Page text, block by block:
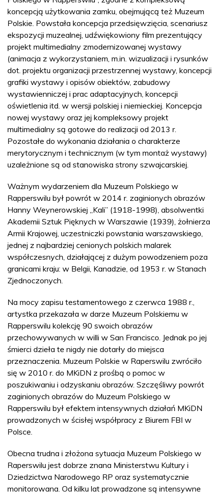
koncepcją użytkowania zamku, obejmującą też Muzeum
Polskie. Powstała koncepcja przedsięwzięcia, scenariusz
ekspozycji muzealnej, udźwiękowiony film prezentujący
projekt multimedialny zmodernizowanej wystawy
(animacja z wykorzystaniem, m.in. wizualizacji i rysunków
dot. projektu organizacji przestrzennej wystawy, koncepcji
grafiki wystawy i opisów obiektów, zabudowy
wystawienniczej i prac adaptacyjnych, koncepcji
oświetlenia itd. w wersji polskiej i niemieckiej. Koncepcja
nowej wystawy oraz jej kompleksowy projekt
multimedialny są gotowe do realizacji od 2013 r.
Pozostałe do wykonania działania o charakterze
merytorycznym i technicznym (w tym montaż wystawy)
uzależnione są od stanowiska strony szwajcarskiej.
Ważnym wydarzeniem dla Muzeum Polskiego w
Rapperswilu był powrót w 2014 r. zaginionych obrazów
Hanny Weynerowskiej „Kali” (1918-1998), absolwentki
Akademii Sztuk Pięknych w Warszawie (1939), żołnierza
Armii Krajowej, uczestniczki powstania warszawskiego,
jednej z najbardziej cenionych polskich malarek
współczesnych, działającej z dużym powodzeniem poza
granicami kraju: w Belgii, Kanadzie, od 1953 r. w Stanach
Zjednoczonych.
Na mocy zapisu testamentowego z czerwca 1988 r.,
artystka przekazała w darze Muzeum Polskiemu w
Rapperswilu kolekcję 90 swoich obrazów
przechowywanych w willi w San Francisco. Jednak po jej
śmierci dzieła te nigdy nie dotarły do miejsca
przeznaczenia. Muzeum Polskie w Raperswilu zwróciło
się w 2010 r. do MKiDN z prośbą o pomoc w
poszukiwaniu i odzyskaniu obrazów. Szczęśliwy powrót
zaginionych obrazów do Muzeum Polskiego w
Rapperswilu był efektem intensywnych działań MKiDN
prowadzonych w ścisłej współpracy z Biurem FBI w
Polsce.
Obecna trudna i złożona sytuacja Muzeum Polskiego w
Raperswilu jest dobrze znana Ministerstwu Kultury i
Dziedzictwa Narodowego RP oraz systematycznie
monitorowana. Od kilku lat prowadzone są intensywne